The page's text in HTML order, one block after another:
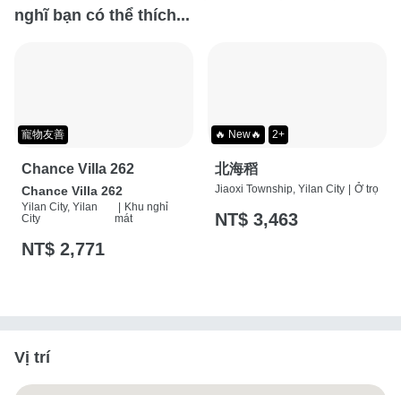
nghĩ bạn có thể thích...
寵物友善
Chance Villa 262
Chance Villa 262
Yilan City, Yilan
City
Khu nghỉ
mát
NT$ 2,771
🔥 New🔥 2+
北海稻
Jiaoxi Township, Yilan City Ở trọ
NT$ 3,463
Vị trí